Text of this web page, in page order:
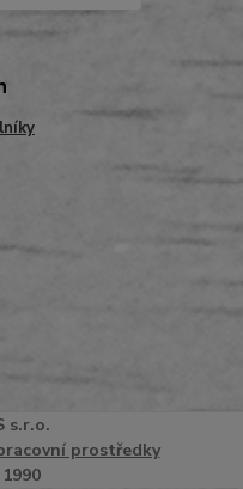
s.r.o.
prostředky